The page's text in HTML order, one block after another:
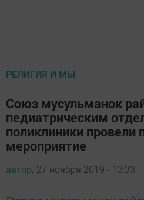
РЕЛИГИЯ И МЫ
Союз мусульманок
педиатрическим
поликлиники провели
мероприятие
автор, 27 ноября 2019 - 13:33